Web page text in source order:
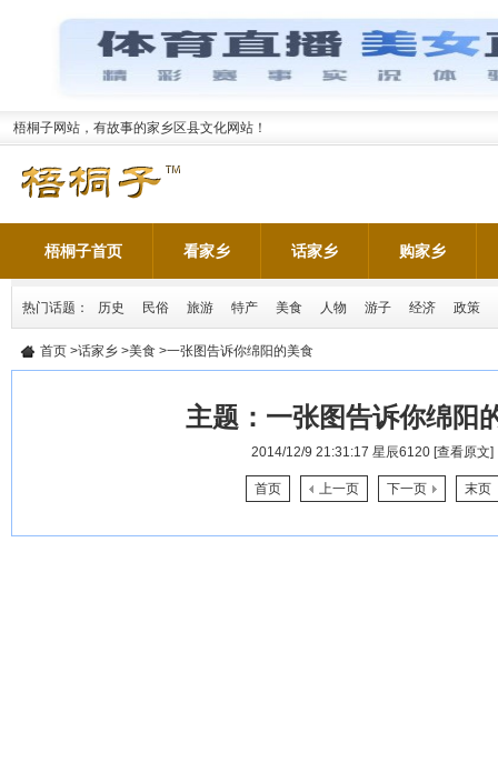
梧桐子网站，有故事的家乡区县文化网站！
梧桐子首页 看家乡 话家乡 购家乡
热门话题： 历史 民俗 旅游 特产 美食 人物 游子 经济 政策
首页 >话家乡 >美食 >一张图告诉你绵阳的美食
主题： 一张图告诉你绵阳
2014/12/9 21:31:17 星辰6120 [查看原文]
首页 上一页 下一页 末页